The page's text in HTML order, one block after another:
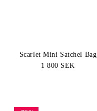
Scarlet Mini Satchel Bag
1 800 SEK